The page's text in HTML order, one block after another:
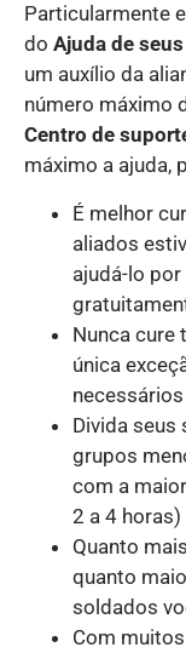
Particularmente
do Ajuda de
um auxílio da
número máximo
Centro de
máximo a ajuda,
É melhor
aliados
ajudá-lo
Nunca cure
única
Divida seus
grupos
com a
2 a 4 horas)
Quanto
quanto
soldados
Com